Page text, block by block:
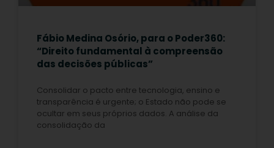
Fábio Medina Osório, para o Poder360:
“Direito fundamental à compreensão
das decisões públicas”
Consolidar o pacto entre tecnologia, ensino e
transparência é urgente; o Estado não pode se
ocultar em seus próprios dados. A análise da
consolidação da